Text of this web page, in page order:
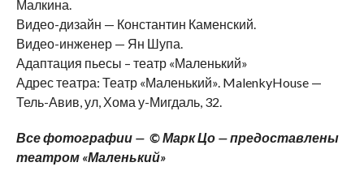
Малкина.
Видео-дизайн — Константин Каменский.
Видео-инженер — Ян Шупа.
Адаптация пьесы – театр «Маленький»
Адрес театра: Театр «Маленький». MalenkyHouse —
Тель-Авив, ул, Хома у-Мигдаль, 32.
Всефотографии — ©Марк Цо — предоставлены
театром «Маленький»